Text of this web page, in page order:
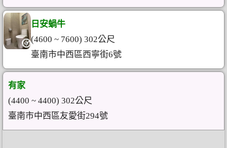
日安蝸牛
(4600 ~ 7600) 302公尺
臺南市中西區西寧街6號
有家
(4400 ~ 4400) 302公尺
臺南市中西區友愛街294號